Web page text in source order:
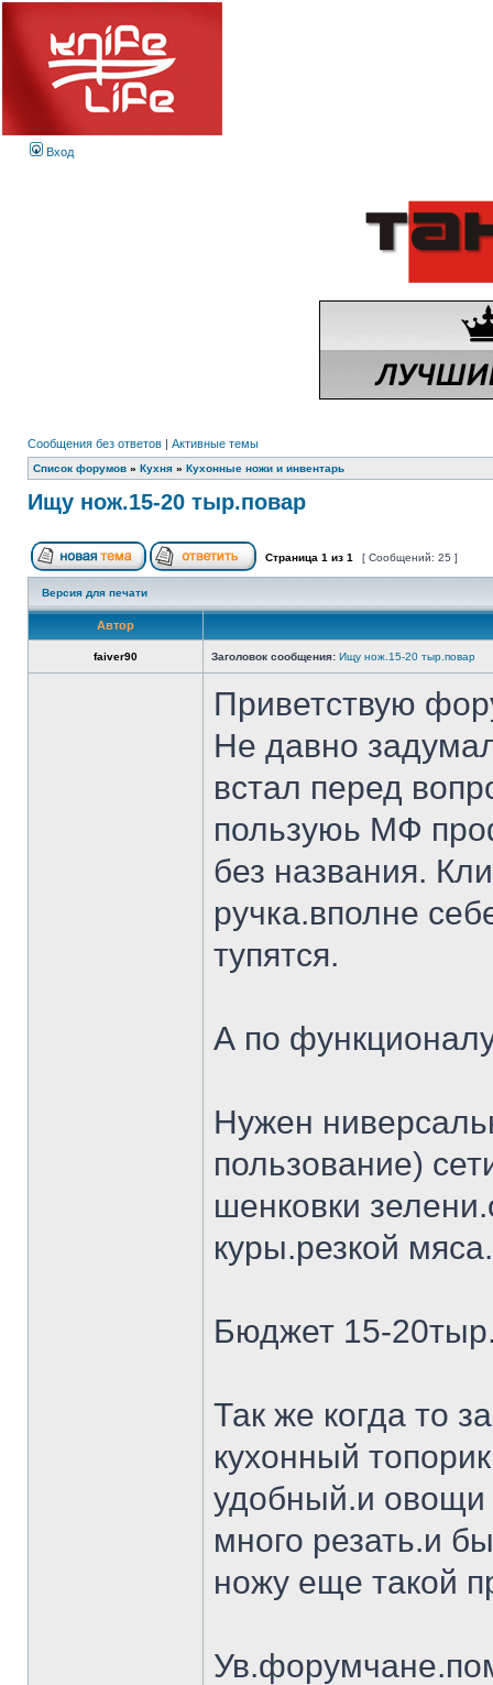
Вход
Сообщения без ответов | Активные темы
Список форумов » Кухня » Кухонные ножи и инвентарь
Ищу нож.15-20 тыр.повар
Страница 1 из 1 [ Сообщений: 25 ]
Версия для печати
Автор
faiver90 Заголовок сообщения: Ищу нож.15-20 тыр.повар
Приветствую
Не давно
встал перед
пользуюь МФ
без названия.
ручка.вполне
тупятся.
А по
Нужен
пользование)
шенковки
куры.резкой
Бюджет 15-
Так же когда то
кухонный
удобный.и овощи
много резать.и
ножу еще такой